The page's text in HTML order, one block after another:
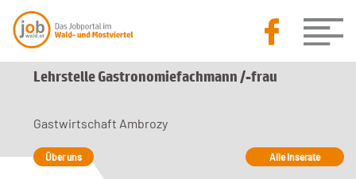
Lehrstelle Gastronomiefachmann /-frau
Gastwirtschaft Ambrozy
Über uns Alle Inserate